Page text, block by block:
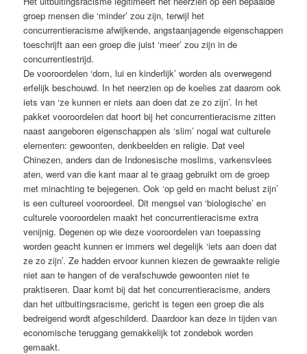
groep mensen die ‘minder’ zou zijn, terwijl het
concurrentieracisme afwijkende, angstaanjagende eigenschappen
toeschrijft aan een groep die juist ‘meer’ zou zijn in de
concurrentiestrijd.
De vooroordelen ‘dom, lui en kinderlijk’ worden als overwegend
erfelijk beschouwd. In het neerzien op de koelies zat daarom ook
iets van ‘ze kunnen er niets aan doen dat ze zo zijn’. In het
pakket vooroordelen dat hoort bij het concurrentieracisme zitten
naast aangeboren eigenschappen als ‘slim’ nogal wat culturele
elementen: gewoonten, denkbeelden en religie. Dat veel
Chinezen, anders dan de Indonesische moslims, varkensvlees
aten, werd van die kant maar al te graag gebruikt om de groep
met minachting te bejegenen. Ook ‘op geld en macht belust zijn’
is een cultureel vooroordeel. Dit mengsel van ‘biologische’ en
culturele vooroordelen maakt het concurrentieracisme extra
venijnig. Degenen op wie deze vooroordelen van toepassing
worden geacht kunnen er immers wel degelijk ‘iets aan doen dat
ze zo zijn’. Ze hadden ervoor kunnen kiezen de gewraakte religie
niet aan te hangen of de verafschuwde gewoonten niet te
praktiseren. Daar komt bij dat het concurrentieracisme, anders
dan het uitbuitingsracisme, gericht is tegen een groep die als
bedreigend wordt afgeschilderd. Daardoor kan deze in tijden van
economische teruggang gemakkelijk tot zondebok worden
gemaakt.